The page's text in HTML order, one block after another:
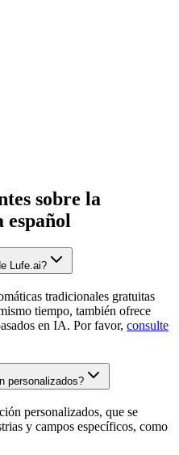
sobre la
español
Lufe.ai?
tradicionales gratuitas
tiempo, también ofrece
en IA. Por favor, consulte
personalizados?
personalizados, que se
y campos específicos, como